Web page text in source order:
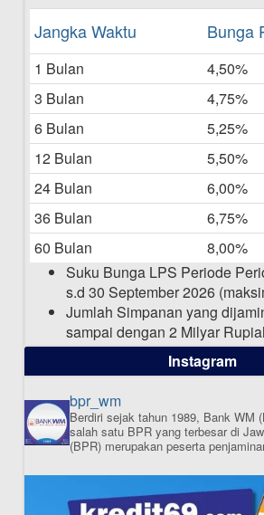
Daftar Pemenang
Bulan Mei 2025
Laporan Keuangan
06-05-2025
Daftar Pemenang
Bulan April 2025
15-04-2025
Pengumuman Nama
Jangka Waktu Bunga
1 Bulan
4,50%
3 Bulan
4,75%
6 Bulan
5,25%
12 Bulan
5,50%
24 Bulan
6,00%
36 Bulan
6,75%
60 Bulan
8,00%
Suku Bunga LPS Periode
s.d 30 September 2026
Jumlah Simpanan yang
sampai dengan 2 Milyar
dalam satu bank
ISI APLIKASI SEKARANG
Instagram
bpr_wm
Berdiri sejak tahun 1989, Bank WM
salah satu BPR yang terbesar di
(BPR) merupakan peserta